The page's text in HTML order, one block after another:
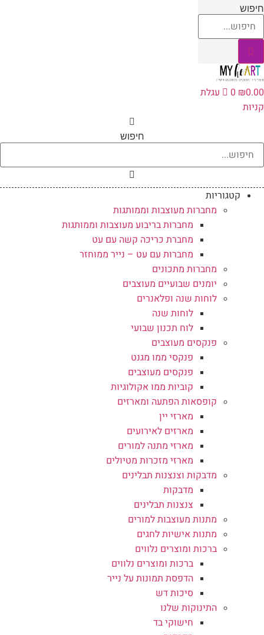
₪
0
עגלת
חיפוש
קטגוריות
מחברות מעוצבות וממותגות
מחברות בריבוע מעוצבות וממותגות
מחברת כריכה קשה עם עט
מחברות עם עט – נייר ממוחזר
מחברות מתכונים
יומנים שבועיים מעוצבים
לוחות שנה ופלאנרים
לוחות שנה
לוח תכנון שבועי
פנקסים מעוצבים
פנקסי ממו מגנט
פנקסים מעוצבים
קוביות ממו אקולוגיות
קופסאות הפתעה ומארזים
מארזי יין
מארזים לאירועים
מארזי מתנה למורים
מארזי מזכרות מטיולים
מדבקות וצנצנות תבלינים
מדבקות
צנצנות תבלינים
מתנות מעוצבות למורים
מתנות אישיות לחגים
ברכות ומוצרים נלווים
ברכות ומוצרים נלווים
הדפסת תמונות על נייר
סיכות דש
התינוקות שלנו
חישוקי בד